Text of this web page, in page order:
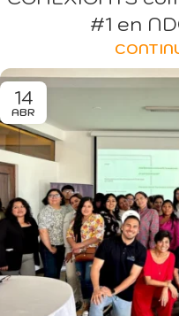
#1 en
14
ABR